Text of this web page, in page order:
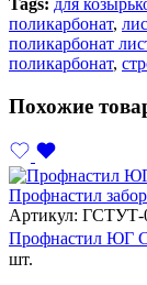
Tags: для
поликарбонат,
поликарбонат
поликарбонат,
Похожие
Профнастил
Артикул: ГСТУТ-
Профнастил ЮГ
шт.